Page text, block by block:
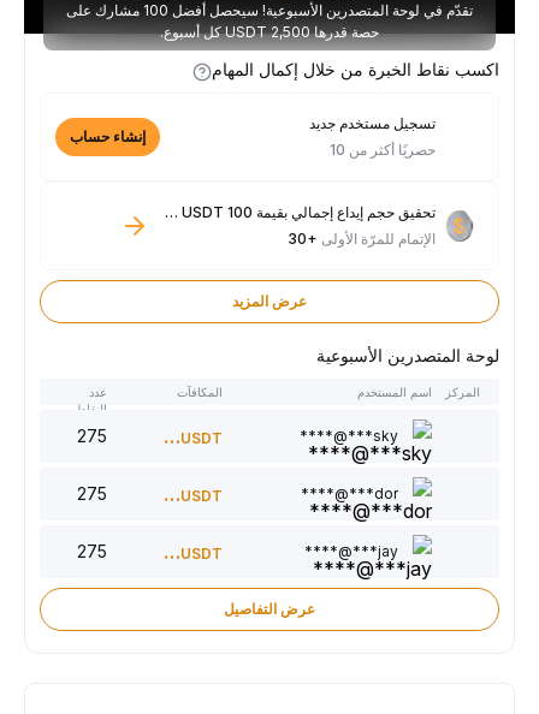
تقدّم في لوحة المتصدرين الأسبوعية! سيحصل أفضل 100 مشارك على
حصة قدرها 2,500 USDT كل أسبوع.
اكسب نقاط الخبرة من خلال إكمال المهام
تسجيل مستخدم جديد
حصريًا أكثر من 10
إنشاء حساب
تحقيق حجم إيداع إجمالي بقيمة 100 USDT فأكثر
الإتمام للمرّة الأولى+30
عرض المزيد
لوحة المتصدرين الأسبوعية
المركز اسم المستخدم المكافآت
النقاط
sky***@****
300USDT
dor***@****
220USDT
jay***@****
150USDT
عرض التفاصيل